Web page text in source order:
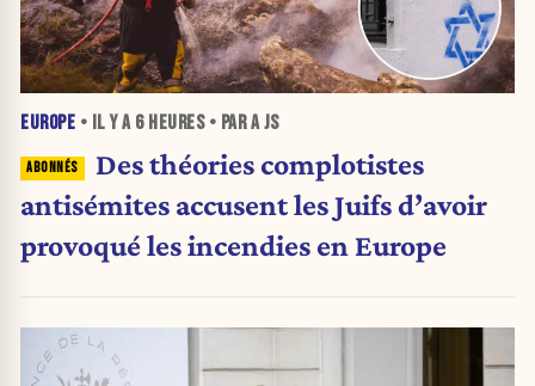
EUROPE • IL Y A 6 HEURES• PAR A JS
Des théories complotistes
antisémites accusent les Juifs d’avoir
provoqué les incendies en Europe